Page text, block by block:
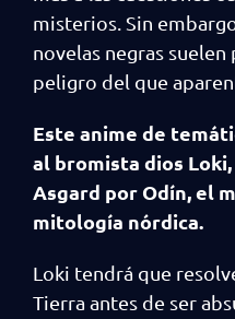
misterios. Sin
novelas negras
peligro del que
Este anime de
al bromista dios
Asgard por Odín, el
mitología nórdica.
Loki tendrá que
Tierra antes de ser